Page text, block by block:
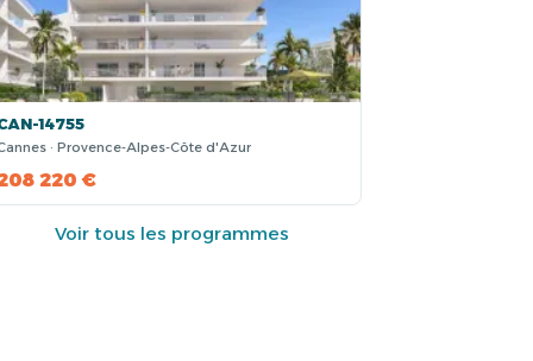
14755
· Provence-Alpes-Côte d'Azur
220 €
Voir tous les programmes